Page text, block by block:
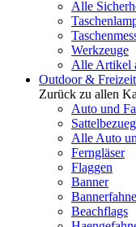
Alle
Werkzeuge
Alle Artikel
Outdoor & Freizeit
Zurück zu allen
Auto und
Alle Auto
Ferngläser
Flaggen
Banner
Beachflags